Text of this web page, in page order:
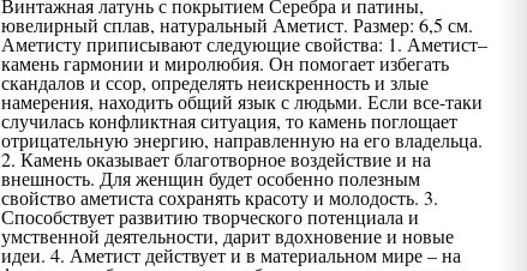
Винтажная латунь с покрытием Серебра и патины,
ювелирный сплав, натуральный Аметист. Размер: 6,5 см.
Аметисту приписывают следующие свойства: 1. Аметист–
камень гармонии и миролюбия. Он помогает избегать
скандалов и ссор, определять неискренность и злые
намерения, находить общий язык с людьми. Если все-таки
случилась конфликтная ситуация, то камень поглощает
отрицательную энергию, направленную на его владельца.
2. Камень оказывает благотворное воздействие и на
внешность. Для женщин будет особенно полезным
свойство аметиста сохранять красоту и молодость. 3.
Способствует развитию творческого потенциала и
умственной деятельности, дарит вдохновение и новые
идеи. 4. Аметист действует и в материальном мире – на